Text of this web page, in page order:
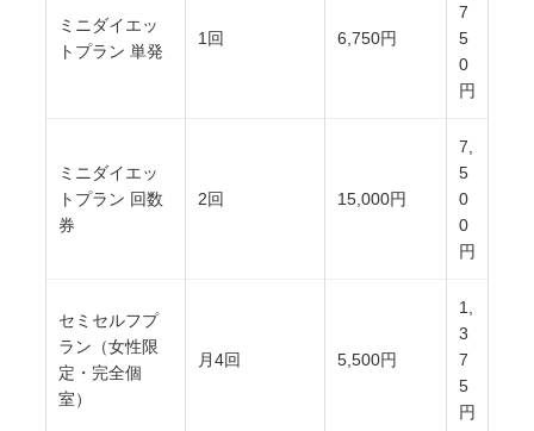
ミニダイエッ
トプラン 単発
1回 6,750円
7
5
0
円
ミニダイエッ
トプラン 回数
券
2回 15,000円
7,
5
0
0
円
セミセルフプ
ラン（女性限
定・完全個
室）
月4回 5,500円
1,
3
7
5
円